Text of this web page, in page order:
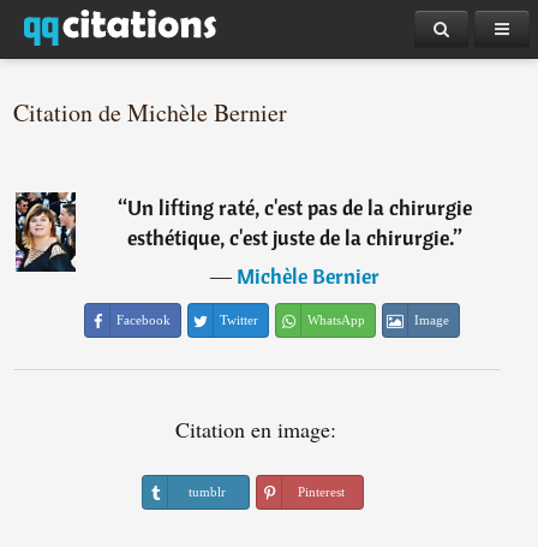
Citation de Michèle Bernier
“Un lifting raté, c'est pas de la chirurgie
esthétique, c'est juste de la chirurgie.”
―Michèle Bernier
Facebook Twitter WhatsApp Image
Citation en image:
tumblr Pinterest